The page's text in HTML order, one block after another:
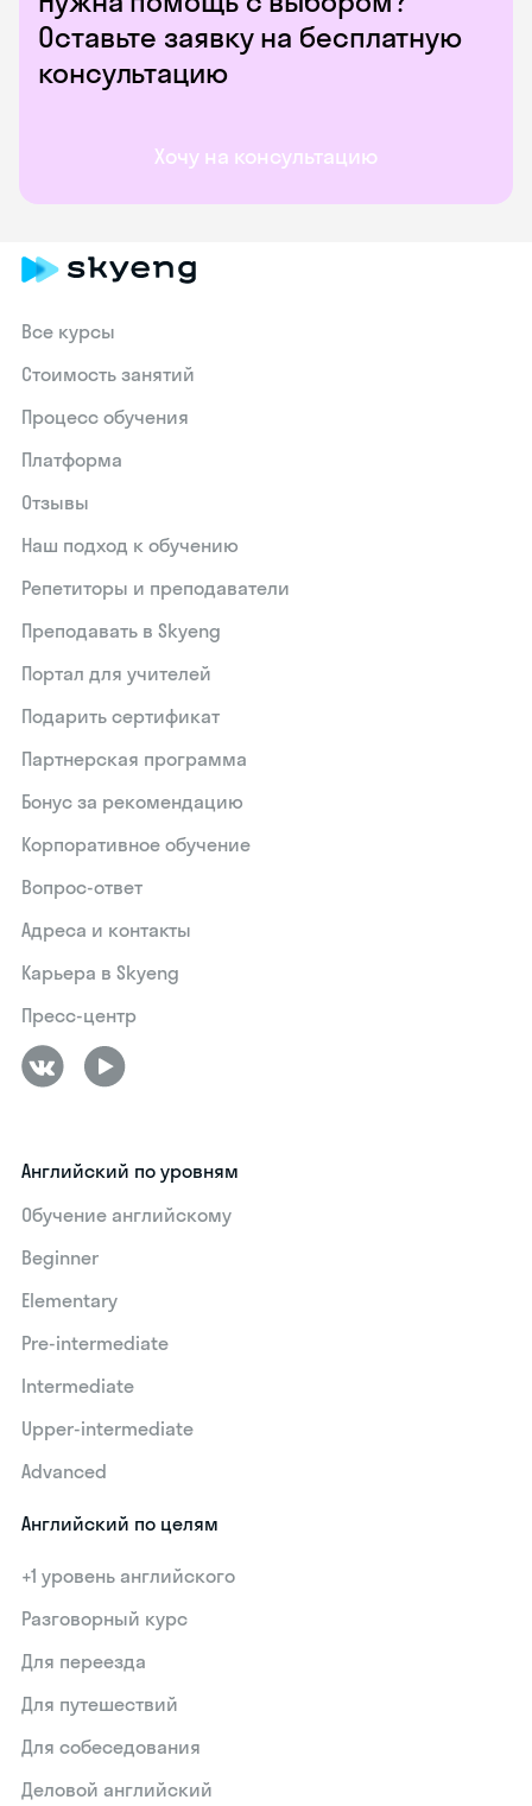
Оставьте заявку на бесплатную
консультацию
Хочу на консультацию
Все курсы
Стоимость занятий
Процесс обучения
Платформа
Отзывы
Наш подход к обучению
Репетиторы и преподаватели
Преподавать в Skyeng
Портал для учителей
Подарить сертификат
Партнерская программа
Бонус за рекомендацию
Корпоративное обучение
Вопрос-ответ
Адреса и контакты
Карьера в Skyeng
Пресс-центр
Английский по уровням
Обучение английскому
Beginner
Elementary
Pre-intermediate
Intermediate
Upper-intermediate
Advanced
Английский по целям
+1 уровень английского
Разговорный курс
Для переезда
Для путешествий
Для собеседования
Деловой английский